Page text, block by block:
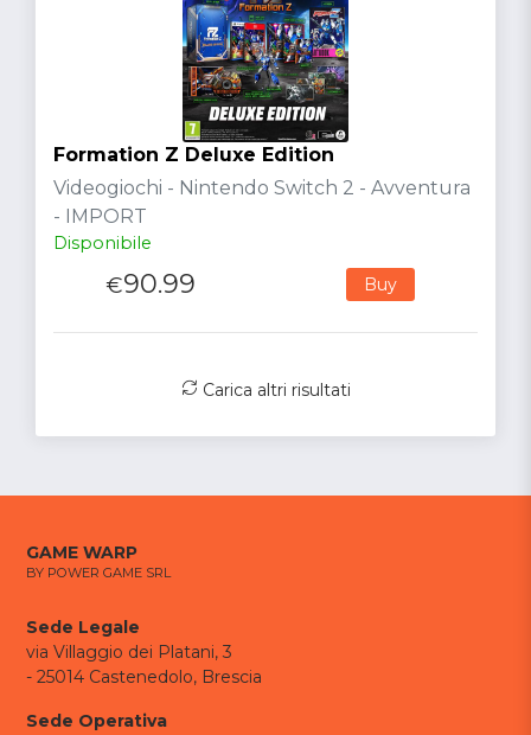
Formation Z Deluxe Edition
Videogiochi - Nintendo Switch 2 - Avventura
- IMPORT
Disponibile
€90.99 Buy
Carica altri risultati
GAME WARP
BY POWER GAME SRL
Sede Legale
via Villaggio dei Platani, 3
- 25014 Castenedolo, Brescia
Sede Operativa